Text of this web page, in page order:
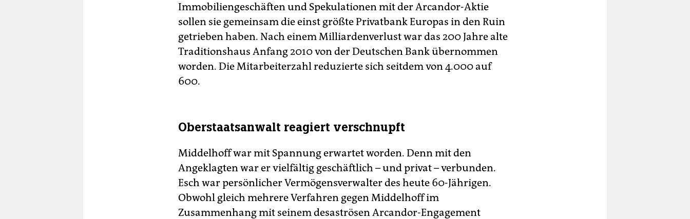
Immobiliengeschäften und Spekulationen mit der Arcandor-Aktie
sollen sie gemeinsam die einst größte Privatbank Europas in den Ruin
getrieben haben. Nach einem Milliardenverlust war das 200 Jahre alte
Traditionshaus Anfang 2010 von der Deutschen Bank übernommen
worden. Die Mitarbeiterzahl reduzierte sich seitdem von 4.000 auf
600.
Oberstaatsanwalt reagiert verschnupft
Middelhoff war mit Spannung erwartet worden. Denn mit den
Angeklagten war er vielfältig geschäftlich – und privat – verbunden.
Esch war persönlicher Vermögensverwalter des heute 60-Jährigen.
Obwohl gleich mehrere Verfahren gegen Middelhoff im
Zusammenhang mit seinem desaströsen Arcandor-Engagement